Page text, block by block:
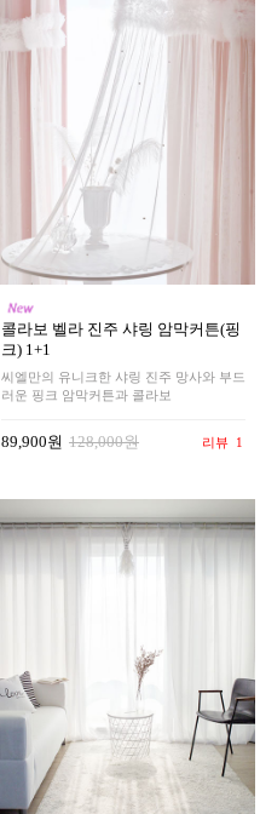
콜라보 벨라 진주 샤링 암막커튼(핑
크) 1+1
씨엘만의 유니크한 샤링 진주 망사와 부드
러운 핑크 암막커튼과 콜라보
89,900원 128,000원 리뷰 1